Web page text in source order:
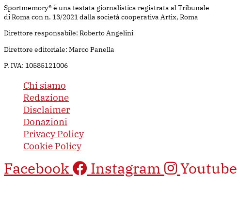
Sportmemory® è una testata giornalistica registrata al Tribunale
di Roma con n. 13/2021 dalla società cooperativa Artix, Roma
Direttore responsabile: Roberto Angelini
Direttore editoriale: Marco Panella
P. IVA: 10585121006
Chi siamo
Redazione
Disclaimer
Donazioni
Privacy Policy
Cookie Policy
Facebook Instagram Youtube